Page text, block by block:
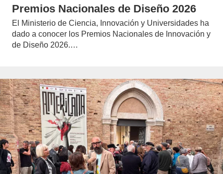
Premios Nacionales de Diseño 2026
El Ministerio de Ciencia, Innovación y Universidades ha
dado a conocer los Premios Nacionales de Innovación y
de Diseño 2026.…